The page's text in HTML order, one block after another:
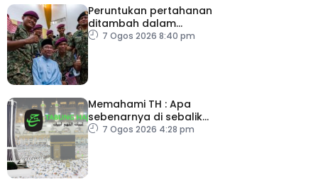
Peruntukan pertahanan
ditambah dalam
Belanjawan 2027
7 Ogos 2026 8:40 pm
Memahami TH : Apa
sebenarnya di sebalik
angka
7 Ogos 2026 4:28 pm